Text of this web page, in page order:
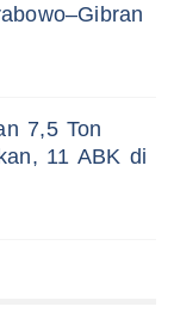
7,5 Ton
11 ABK di